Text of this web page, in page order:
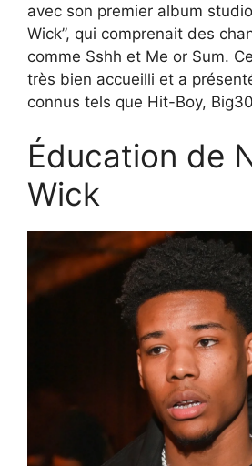
avec son premier album
Wick”, qui comprenait des
comme Sshh et Me or Sum.
très bien accueilli et a
connus tels que Hit-Boy,
Éducation de
Wick